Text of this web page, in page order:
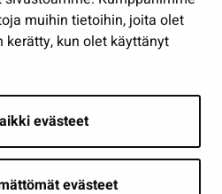
muihin tietoihin, joita olet
kun olet käyttänyt
evästeet
evästeet